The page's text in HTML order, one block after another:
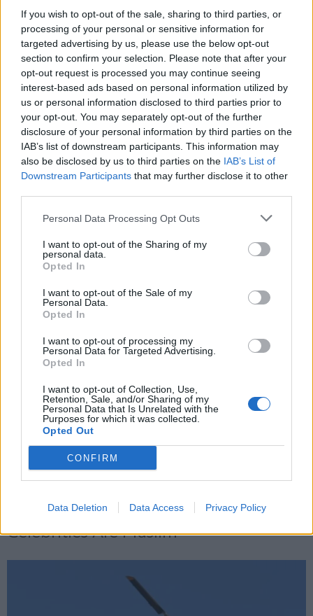
If you wish to opt-out of the sale, sharing to third parties, or
processing of your personal or sensitive information for
targeted advertising by us, please use the below opt-out
section to confirm your selection. Please note that after your
opt-out request is processed you may continue seeing
interest-based ads based on personal information utilized by
us or personal information disclosed to third parties prior to
your opt-out. You may separately opt-out of the further
disclosure of your personal information by third parties on the
IAB’s list of downstream participants. This information may
also be disclosed by us to third parties on the IAB’s List of
Downstream Participants that may further disclose it to other
Personal Data Processing Opt Outs
I want to opt-out of the Sharing of my
personal data.
Opted In
I want to opt-out of the Sale of my
Personal Data.
Opted In
I want to opt-out of processing my
Personal Data for Targeted Advertising.
Opted In
I want to opt-out of Collection, Use,
Retention, Sale, and/or Sharing of my
Personal Data that Is Unrelated with the
Purposes for which it was collected.
Opted Out
CONFIRM
Data Deletion Data Access Privacy Policy
Εγγραφή στο newsletter
Αποδέχομαι τους
και την πολιτική απορρήτου
X